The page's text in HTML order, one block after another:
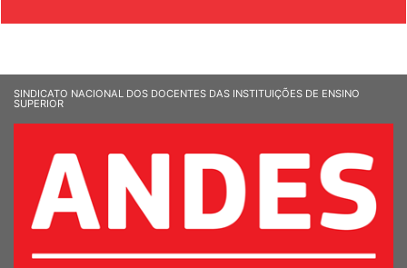
SINDICATO NACIONAL DOS DOCENTES DAS INSTITUIÇÕES DE ENSINO
SUPERIOR